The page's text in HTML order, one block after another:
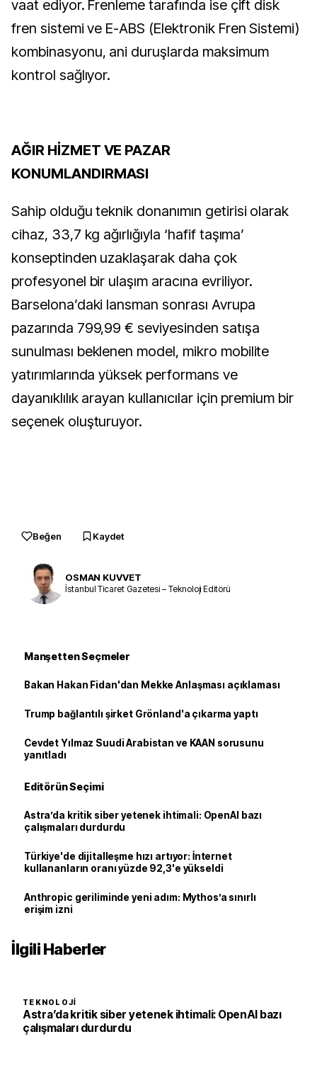
vaat ediyor. Frenleme tarafında ise çift disk
fren sistemi ve E-ABS (Elektronik Fren Sistemi)
kombinasyonu, ani duruşlarda maksimum
kontrol sağlıyor.
AĞIR HİZMET VE PAZAR
KONUMLANDIRMASI
Sahip olduğu teknik donanımın getirisi olarak
cihaz, 33,7 kg ağırlığıyla ‘hafif taşıma’
konseptinden uzaklaşarak daha çok
profesyonel bir ulaşım aracına evriliyor.
Barselona’daki lansman sonrası Avrupa
pazarında 799,99 € seviyesinden satışa
sunulması beklenen model, mikro mobilite
yatırımlarında yüksek performans ve
dayanıklılık arayan kullanıcılar için premium bir
seçenek oluşturuyor.
Beğen Kaydet
OSMAN KUVVET
İstanbul Ticaret Gazetesi – Teknoloji Editörü
Manşetten Seçmeler
Bakan Hakan Fidan'dan Mekke Anlaşması açıklaması
Trump bağlantılı şirket Grönland'a çıkarma yaptı
Cevdet Yılmaz Suudi Arabistan ve KAAN sorusunu
yanıtladı
Editörün Seçimi
Astra’da kritik siber yetenek ihtimali: OpenAI bazı
çalışmaları durdurdu
Türkiye'de dijitalleşme hızı artıyor: İnternet
kullananların oranı yüzde 92,3'e yükseldi
Anthropic geriliminde yeni adım: Mythos’a sınırlı
erişim izni
İlgili Haberler
TEKNOLOJI
Astra’da kritik siber yetenek ihtimali: OpenAI bazı
çalışmaları durdurdu